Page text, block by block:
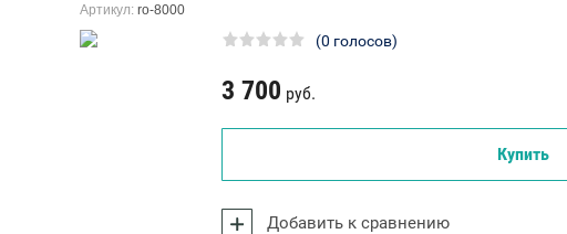
Артикул: ro-8000
(0 голосов)
3 700 руб.
Купить
Добавить к сравнению